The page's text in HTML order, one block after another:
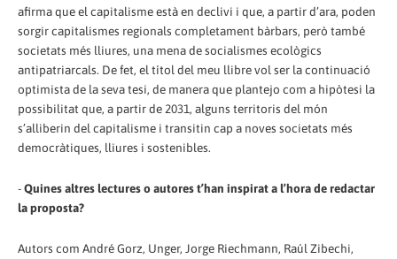
afirma que el capitalisme està en declivi i que, a partir d’ara, poden
sorgir capitalismes regionals completament bàrbars, però també
societats més lliures, una mena de socialismes ecològics
antipatriarcals. De fet, el títol del meu llibre vol ser la continuació
optimista de la seva tesi, de manera que plantejo com a hipòtesi la
possibilitat que, a partir de 2031, alguns territoris del món
s’alliberin del capitalisme i transitin cap a noves societats més
democràtiques, lliures i sostenibles.
-Quines altres lectures o autores t’han inspirat a l’hora de redactar
la proposta?
Autors com André Gorz, Unger, Jorge Riechmann, Raúl Zibechi,